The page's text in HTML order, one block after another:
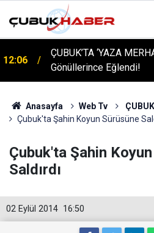
12:06
ÇUBUK’TA ‘YAZA
Gönüllerince Eğlendi!
Anasayfa Web Tv
Çubuk'ta Şahin Koyun Sürüsüne
Çubuk'ta Şahin
Saldırdı
16:50
02 Eylül 2014